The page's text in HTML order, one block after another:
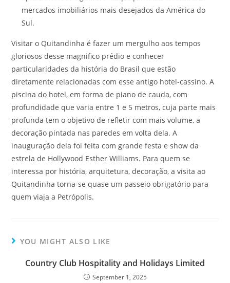
mercados imobiliários mais desejados da América do
Sul.
Visitar o Quitandinha é fazer um mergulho aos tempos
gloriosos desse magnifico prédio e conhecer
particularidades da história do Brasil que estão
diretamente relacionadas com esse antigo hotel-cassino. A
piscina do hotel, em forma de piano de cauda, com
profundidade que varia entre 1 e 5 metros, cuja parte mais
profunda tem o objetivo de refletir com mais volume, a
decoração pintada nas paredes em volta dela. A
inauguração dela foi feita com grande festa e show da
estrela de Hollywood Esther Williams. Para quem se
interessa por história, arquitetura, decoração, a visita ao
Quitandinha torna-se quase um passeio obrigatório para
quem viaja a Petrópolis.
YOU MIGHT ALSO LIKE
Country Club Hospitality and Holidays Limited
September 1, 2025